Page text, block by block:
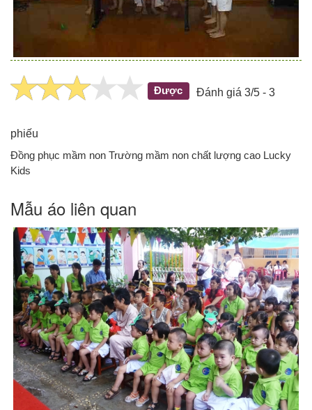
Được Đánh giá 3/5 - 3
phiếu
Đồng phục mầm non Trường mầm non chất lượng cao Lucky
Kids
Mẫu áo liên quan